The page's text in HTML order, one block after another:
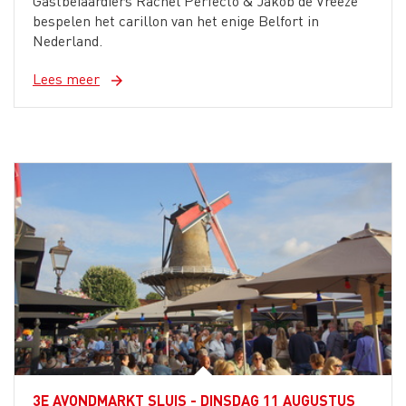
bespelen het carillon van het enige Belfort in
Nederland.
Lees meer
arrow_forward
3E AVONDMARKT SLUIS - DINSDAG 11 AUGUSTUS